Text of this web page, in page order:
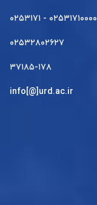
۰۲۵۳۱۷۱۰۰۰۰ - ۰۲۵۳۱۷۱
۰۲۵۳۲۸۰۲۶۲۷
۳۷۱۸۵-۱۷۸
info[@]urd.ac.ir